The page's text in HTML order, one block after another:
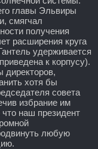
главы Эльвиры
смягчал
получения
расширения круга
удерживается
к корпусу).
директоров,
хотя бы
совета
избрание им
наш президент
любую